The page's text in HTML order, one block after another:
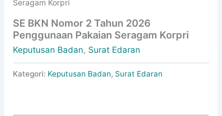
Seragam Korpri
SE BKN Nomor 2 Tahun 2026
Penggunaan Pakaian Seragam Korpri
Keputusan Badan, Surat Edaran
Kategori: Keputusan Badan, Surat Edaran